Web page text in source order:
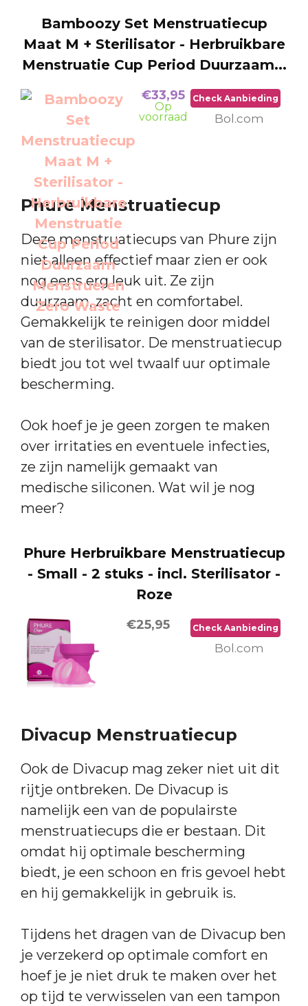
Bamboozy Set Menstruatiecup
Maat M + Sterilisator - Herbruikbare
Menstruatie Cup Period Duurzaam...
€33,95
Op
voorraad
Check Aanbieding
Bol.com
Phure Menstruatiecup
Deze menstruatiecups van Phure zijn
niet alleen effectief maar zien er ook
nog eens erg leuk uit. Ze zijn
duurzaam, zacht en comfortabel.
Gemakkelijk te reinigen door middel
van de sterilisator. De menstruatiecup
biedt jou tot wel twaalf uur optimale
bescherming.
Ook hoef je je geen zorgen te maken
over irritaties en eventuele infecties,
ze zijn namelijk gemaakt van
medische siliconen. Wat wil je nog
meer?
Phure Herbruikbare Menstruatiecup
- Small - 2 stuks - incl. Sterilisator -
Roze
€25,95 Check Aanbieding
Bol.com
Divacup Menstruatiecup
Ook de Divacup mag zeker niet uit dit
rijtje ontbreken. De Divacup is
namelijk een van de populairste
menstruatiecups die er bestaan. Dit
omdat hij optimale bescherming
biedt, je een schoon en fris gevoel hebt
en hij gemakkelijk in gebruik is.
Tijdens het dragen van de Divacup ben
je verzekerd op optimale comfort en
hoef je je niet druk te maken over het
op tijd te verwisselen van een tampon